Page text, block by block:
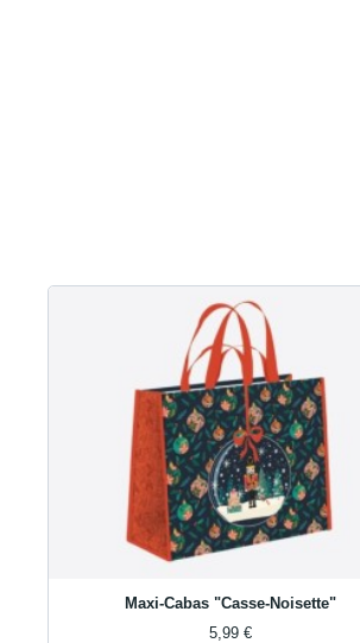
Maxi-Cabas "Casse-Noisette"
5,99 €